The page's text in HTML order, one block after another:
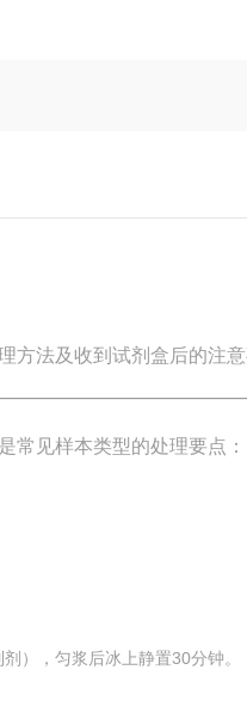
方法及收到试剂盒后的注意
常见样本类型的处理要点：
），匀浆后冰上静置30分钟。